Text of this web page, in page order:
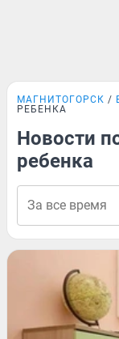
МАГНИТОГОРСК
РЕБЕНКА
Новости
ребенка